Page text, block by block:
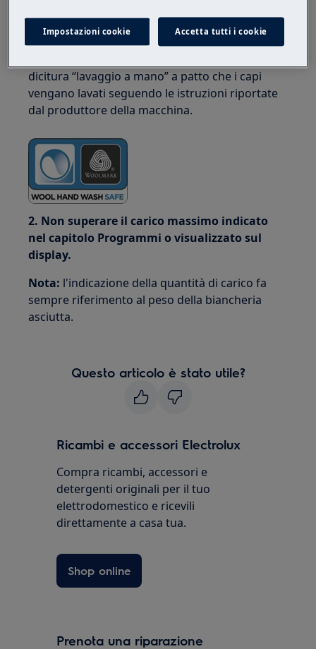
apparecchiatura è stato testato ed approvato
dalla Woolmark Company per asciugare
dicitura “lavaggio a mano” a patto che i capi
vengano lavati seguendo le istruzioni riportate
dal produttore della macchina.
2. Non superare il carico massimo indicato
nel capitolo Programmi o visualizzato sul
display.
Nota: l'indicazione della quantità di carico fa
sempre riferimento al peso della biancheria
asciutta.
Questo articolo è stato utile?
Ricambi e accessori Electrolux
Compra ricambi, accessori e
detergenti originali per il tuo
elettrodomestico e ricevili
direttamente a casa tua.
Shop online
Prenota una riparazione
Impostazioni cookie Accetta tutti i cookie